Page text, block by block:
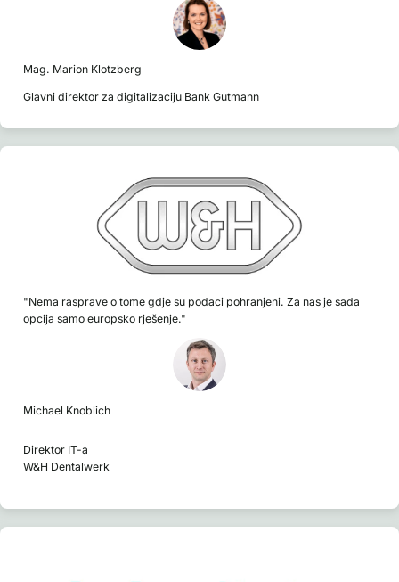
Mag. Marion Klotzberg
Glavni direktor za digitalizaciju Bank Gutmann
"Nema rasprave o tome gdje su podaci pohranjeni. Za nas je sada
opcija samo europsko rješenje."
Michael Knoblich
Direktor IT-a
W&H Dentalwerk